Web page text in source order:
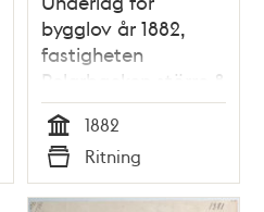
bygglov år 1882,
fastigheten
Pelarbacken större 8
Tid
1882
Typ
Ritning